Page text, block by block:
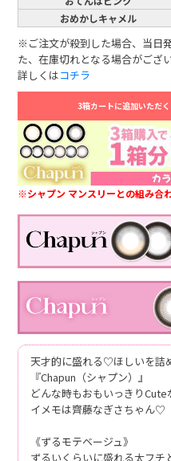
おめかしキャメル
※ご注文が殺到した場合、当日
た、在庫切れとなる場合がござ
詳しくはコチラ
3箱カートに追加いただ
※シャプン マンスリーとの組み合
天才的に盛れる♡ほしいを詰
『Chapun（シャプン）』
どんな時もおもいっきりCute
イメモは齊藤なぎさちゃん♡
《ずるモテベージュ》
ずるいくらいに盛れる太フチ